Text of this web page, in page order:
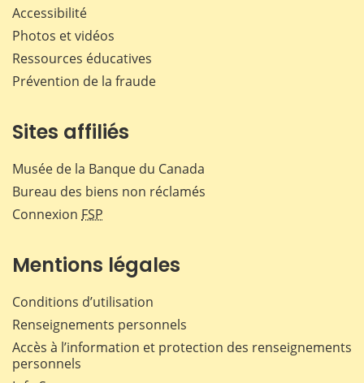
Accessibilité
Photos et vidéos
Ressources éducatives
Prévention de la fraude
Sites affiliés
Musée de la Banque du Canada
Bureau des biens non réclamés
Connexion FSP
Mentions légales
Conditions d’utilisation
Renseignements personnels
Accès à l’information et protection des renseignements
personnels